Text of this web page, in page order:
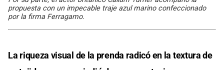
propuesta con un impecable traje azul marino confeccionado
por la firma Ferragamo.
La riqueza visual de la prenda radicó en la textura de